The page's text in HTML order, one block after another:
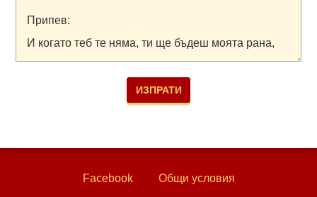
Facebook Общи условия